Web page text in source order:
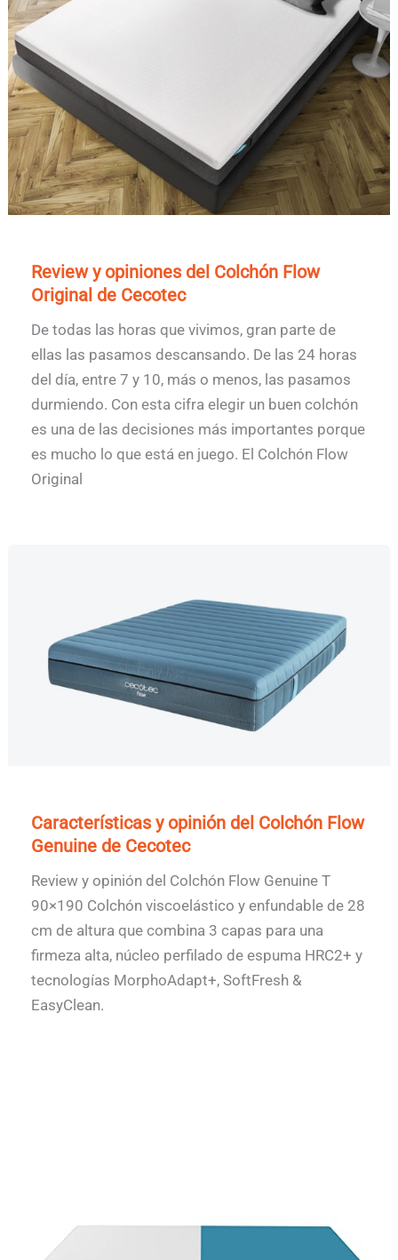
Review y opiniones del Colchón Flow
Original de Cecotec
De todas las horas que vivimos, gran parte de
ellas las pasamos descansando. De las 24 horas
del día, entre 7 y 10, más o menos, las pasamos
durmiendo. Con esta cifra elegir un buen colchón
es una de las decisiones más importantes porque
es mucho lo que está en juego. El Colchón Flow
Original
Características y opinión del Colchón Flow
Genuine de Cecotec
Review y opinión del Colchón Flow Genuine T
90×190 Colchón viscoelástico y enfundable de 28
cm de altura que combina 3 capas para una
firmeza alta, núcleo perfilado de espuma HRC2+ y
tecnologías MorphoAdapt+, SoftFresh &
EasyClean.